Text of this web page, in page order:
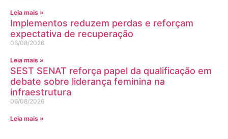
Leia mais »
Implementos reduzem perdas e reforçam
expectativa de recuperação
06/08/2026
Leia mais »
SEST SENAT reforça papel da qualificação em
debate sobre liderança feminina na
infraestrutura
06/08/2026
Leia mais »